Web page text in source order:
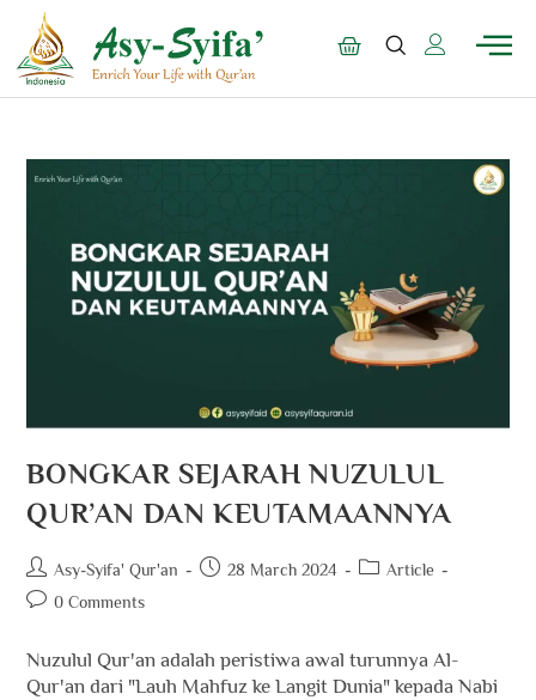
BONGKAR SEJARAH NUZULUL
QUR’AN DAN KEUTAMAANNYA
Asy-Syifa' Qur'an 28 March 2024
Article
0 Comments
Nuzulul Qur'an adalah peristiwa awal turunnya Al-
Qur'an dari "Lauh Mahfuz ke Langit Dunia" kepada Nabi